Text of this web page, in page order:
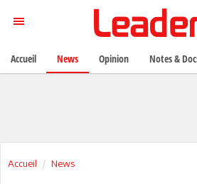
Accueil News
Accueil News Opinion Notes &